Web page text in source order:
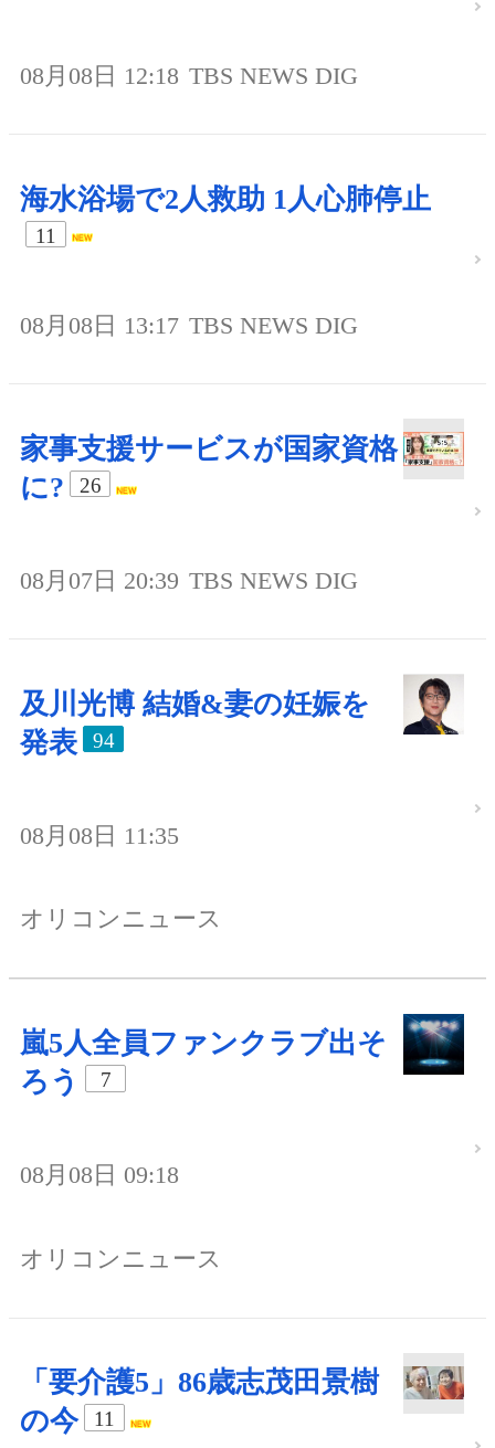
08月08日 12:18 TBS NEWS DIG
海水浴場で2人救助 1人心肺停止
11
08月08日 13:17 TBS NEWS DIG
家事支援サービスが国家資格
に?
26
08月07日 20:39 TBS NEWS DIG
及川光博 結婚&妻の妊娠を
発表
94
08月08日 11:35
オリコンニュース
嵐5人全員ファンクラブ出そ
ろう
7
08月08日 09:18
オリコンニュース
「要介護5」86歳志茂田景樹
の今
11